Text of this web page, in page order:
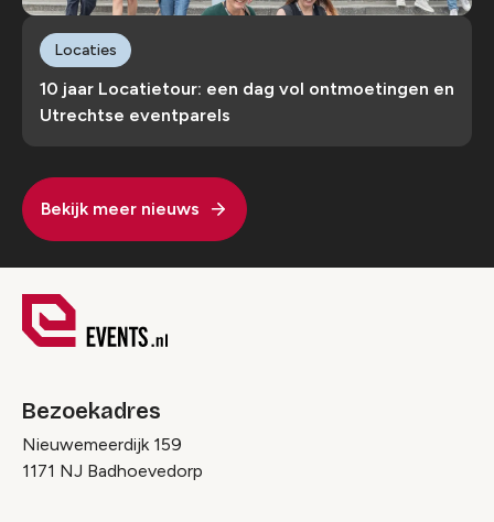
10 jaar Locatietour: een dag vol ontmoetingen en
Utrechtse eventparels
Locaties
Bekijk meer nieuws
Bezoekadres
Nieuwemeerdijk 159
1171 NJ Badhoevedorp